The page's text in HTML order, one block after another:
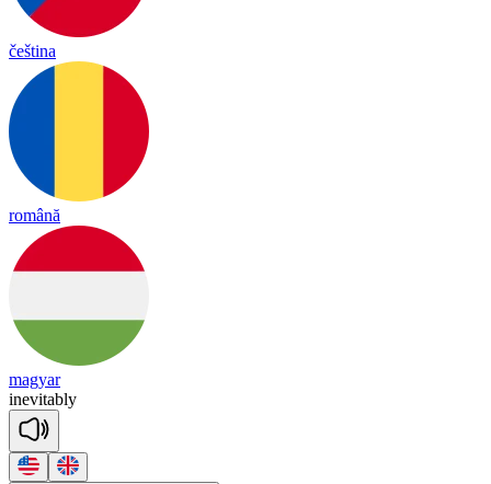
čeština
română
magyar
inevitably